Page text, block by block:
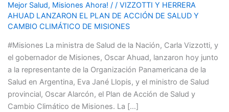
Mejor Salud, Misiones Ahora! / / VIZZOTTI Y HERRERA
AHUAD LANZARON EL PLAN DE ACCIÓN DE SALUD Y
CAMBIO CLIMÁTICO DE MISIONES
#Misiones La ministra de Salud de la Nación, Carla Vizzotti, y
el gobernador de Misiones, Oscar Ahuad, lanzaron hoy junto
a la representante de la Organización Panamericana de la
Salud en Argentina, Eva Jané Llopis, y el ministro de Salud
provincial, Oscar Alarcón, el Plan de Acción de Salud y
Cambio Climático de Misiones. La […]
EL
PLAN
DE
ACCIÓN
DE
SALUD
Y
CAMBIO
CLIMÁTICO